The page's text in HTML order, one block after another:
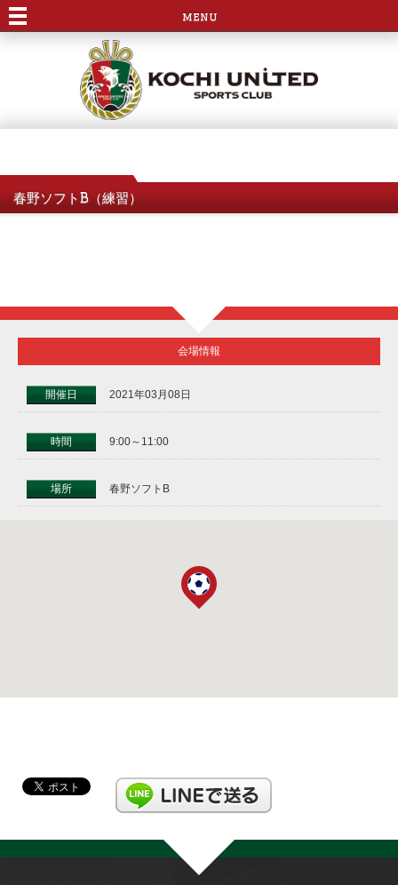
menu
春野ソフトB（練習）
会場情報
開催日 2021年03月08日
時間 9:00～11:00
場所 春野ソフトB